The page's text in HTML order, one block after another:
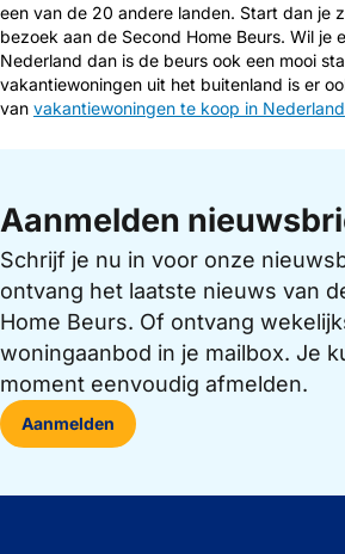
een van de 20 andere landen. Start dan je
bezoek aan de Second Home Beurs. Wil je
Nederland dan is de beurs ook een mooi
vakantiewoningen uit het buitenland is er
van vakantiewoningen te koop in Nederland
Aanmelden
Schrijf je nu in voor onze
ontvang het laatste nieuws van
Home Beurs. Of ontvang
woningaanbod in je mailbox. Je
moment eenvoudig afmelden.
Aanmelden